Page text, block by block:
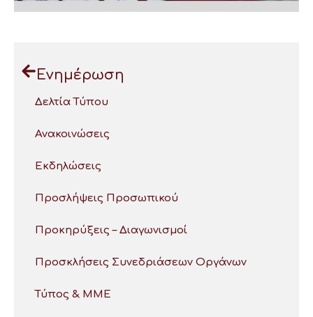
Ενημέρωση
Δελτία Τύπου
Ανακοινώσεις
Εκδηλώσεις
Προσλήψεις Προσωπικού
Προκηρύξεις – Διαγωνισμοί
Προσκλήσεις Συνεδριάσεων Οργάνων
Τύπος & ΜΜΕ